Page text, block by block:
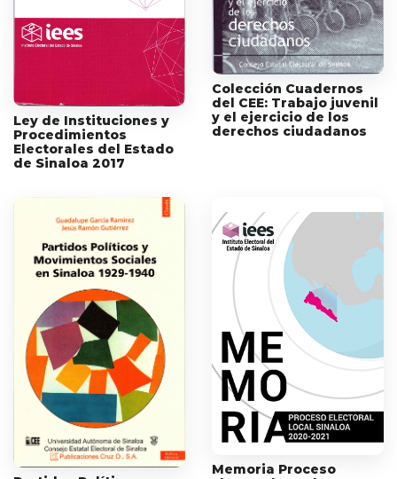
Ley de Instituciones y
Procedimientos
Electorales del Estado
de Sinaloa 2017
Colección Cuadernos
del CEE: Trabajo juvenil
y el ejercicio de los
derechos ciudadanos
Memoria Proceso